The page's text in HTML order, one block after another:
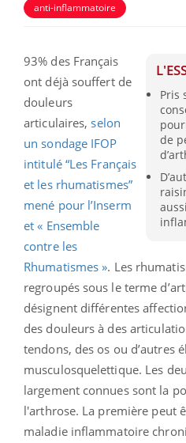
anti-inflammatoire
Pris
de
93% des Français
ont déjà souffert de
douleurs
articulaires,selon
un sondage IFOP
intitulé “Les Français
et les rhumatismes”
mené pour l’Inserm
et « Ensemble
contre les
Rhumatismes ». Les
regroupés sous le terme
désignent différentes
des douleurs à des
tendons, des os ou d’autres
musculosquelettique. Les
largement connues sont la
l'arthrose. La première peut
maladie inflammatoire